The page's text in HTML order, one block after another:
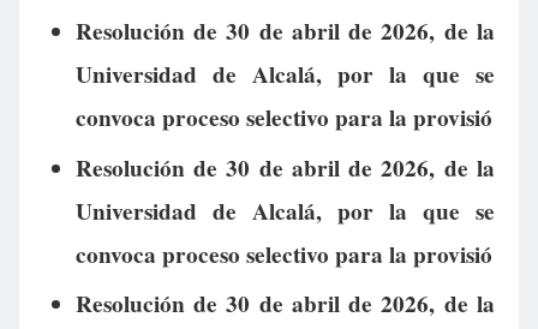
Resolución de 30 de abril de 2026, de la
Universidad de Alcalá, por la que se
convoca proceso selectivo para la provisió
Resolución de 30 de abril de 2026, de la
Universidad de Alcalá, por la que se
convoca proceso selectivo para la provisió
Resolución de 30 de abril de 2026, de la